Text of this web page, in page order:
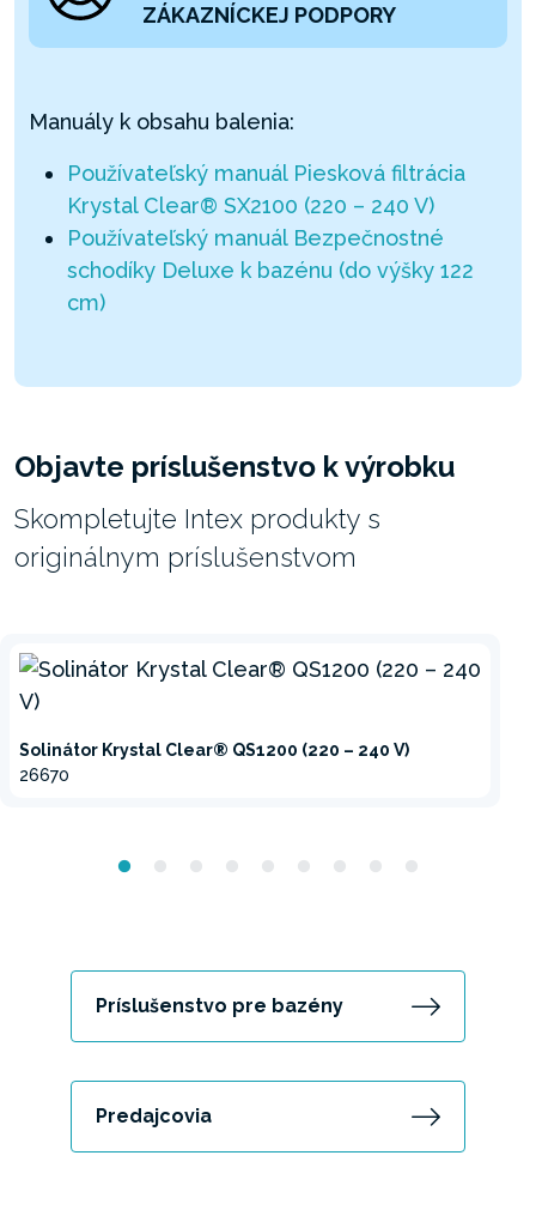
ZÁKAZNÍCKEJ PODPORY
Manuály k obsahu balenia:
Používateľský manuál Piesková filtrácia
Krystal Clear® SX2100 (220 – 240 V)
Používateľský manuál Bezpečnostné
schodíky Deluxe k bazénu (do výšky 122
cm)
Objavte príslušenstvo k výrobku
Skompletujte Intex produkty s
originálnym príslušenstvom
Solinátor Krystal Clear® QS1200 (220 – 240 V)
26670
Príslušenstvo pre bazény
Predajcovia